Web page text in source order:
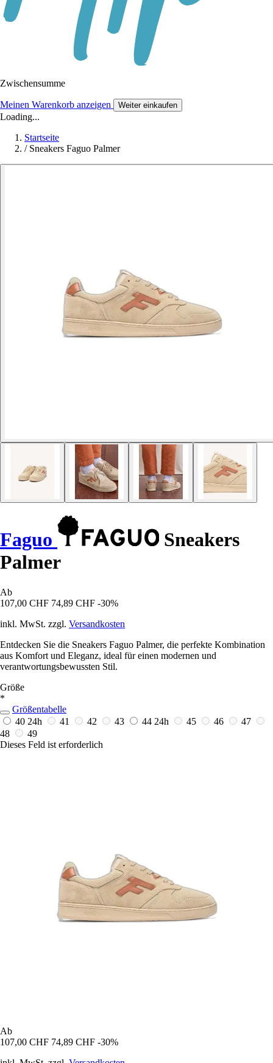
Zwischensumme
Meinen Warenkorb anzeigen Weiter einkaufen
Loading...
Startseite
/ Sneakers Faguo Palmer
Faguo
Sneakers
Palmer
Ab
107,00 CHF 74,89 CHF -30%
inkl. MwSt. zzgl. Versandkosten
Entdecken Sie die Sneakers Faguo Palmer, die perfekte Kombination
aus Komfort und Eleganz, ideal für einen modernen und
verantwortungsbewussten Stil.
Größe
*
Größentabelle
40 24h 41 42 43 44 24h 45 46
47
48
49
Dieses Feld ist erforderlich
Ab
107,00 CHF 74,89 CHF -30%